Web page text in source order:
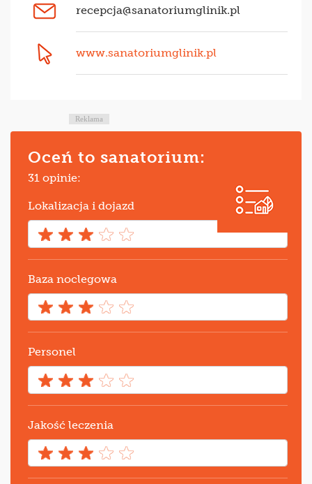
recepcja@sanatoriumglinik.pl
www.sanatoriumglinik.pl
Reklama
Oceń to sanatorium:
31 opinie:
Lokalizacja i dojazd
Baza noclegowa
Personel
Jakość leczenia